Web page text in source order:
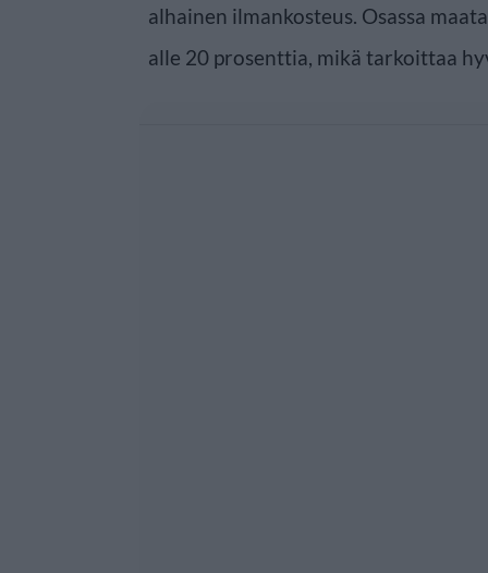
alhainen ilmankosteus. Osassa
alle 20 prosenttia, mikä tarkoittaa